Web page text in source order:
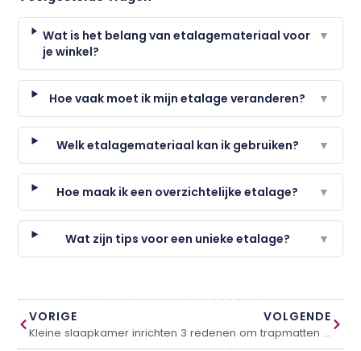
Wat is het belang van etalagemateriaal voor
je winkel?
▼
Hoe vaak moet ik mijn etalage veranderen? ▼
Welk etalagemateriaal kan ik gebruiken? ▼
Hoe maak ik een overzichtelijke etalage? ▼
Wat zijn tips voor een unieke etalage? ▼
VORIGE
Kleine slaapkamer inrichten
VOLGENDE
3 redenen om trapmatten aan te schaffen